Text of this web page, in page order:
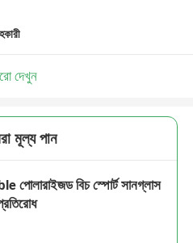
দেখুন
মূল্য পান
পোলারাইজড বিচ স্পোর্ট সানগ্লাস